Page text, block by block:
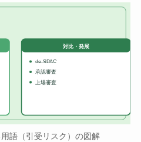
対比・発展
de-SPAC
承認審査
上場審査
語（引受リスク）の図解